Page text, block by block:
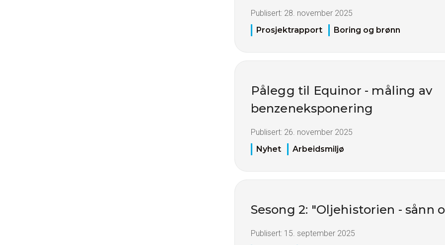
Publisert: 28. november 2025
Prosjektrapport
Boring og brønn
Pålegg til Equinor - måling av
benzeneksponering
Publisert: 26. november 2025
Nyhet
Arbeidsmiljø
Sesong 2: "Oljehistorien - sånn
Publisert: 15. september 2025